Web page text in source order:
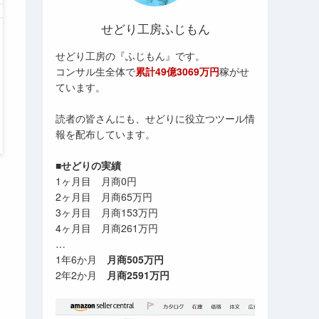
せどり工房ふじもん
せどり工房の『ふじもん』です。
コンサル生全体で累計49億3069万円稼がせ
ています。
読者の皆さんにも、せどりに役立つツール情
報を配布しています。
■せどりの実績
1ヶ月目 月商0円
2ヶ月目 月商65万円
3ヶ月目 月商153万円
4ヶ月目 月商261万円
…
1年6か月 月商505万円
2年2か月 月商2591万円